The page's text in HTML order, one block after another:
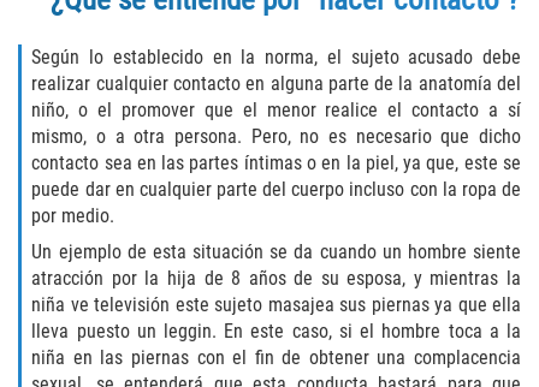
Delitos de Conducción
Chocar y Huir
Conducir con una Licencia
Evadir a un Oficial de Policía
Homicidio Vehicular
Según lo establecido en la norma, el sujeto acusado debe
realizar cualquier contacto en alguna parte de la anatomía del
niño, o el promover que el menor realice el contacto a sí
mismo, o a otra persona. Pero, no es necesario que dicho
contacto sea en las partes íntimas o en la piel, ya que, este se
puede dar en cualquier parte del cuerpo incluso con la ropa de
por medio.
Un ejemplo de esta situación se da cuando un hombre siente
atracción por la hija de 8 años de su esposa, y mientras la
niña ve televisión este sujeto masajea sus piernas ya que ella
lleva puesto un leggin. En este caso, si el hombre toca a la
niña en las piernas con el fin de obtener una complacencia